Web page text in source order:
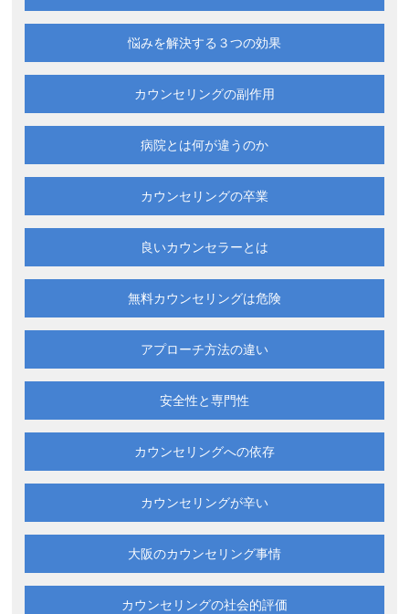
悩みを解決する ３つの効果
カウンセリングの副作用
病院とは何が違うのか
カウンセリングの卒業
良いカウンセラーとは
無料カウンセリングは危険
アプローチ方法の違い
安全性と専門性
カウンセリングへの依存
カウンセリングが辛い
大阪のカウンセリング事情
カウンセリングの社会的評価